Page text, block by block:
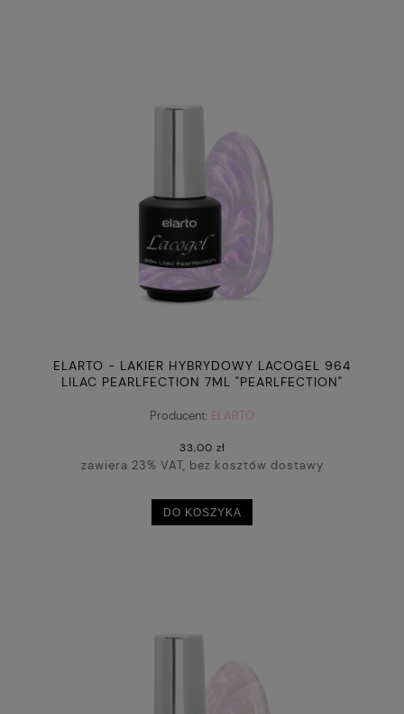
ELARTO - LAKIER HYBRYDOWY LACOGEL 964
LILAC PEARLFECTION 7ML "PEARLFECTION"
Producent: ELARTO
33,00 zł
zawiera 23% VAT, bez kosztów dostawy
DO KOSZYKA